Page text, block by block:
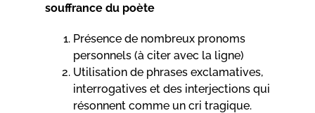
souffrance du poète
Présence de nombreux pronoms
personnels (à citer avec la ligne)
Utilisation de phrases exclamatives,
interrogatives et des interjections qui
résonnent comme un cri tragique.